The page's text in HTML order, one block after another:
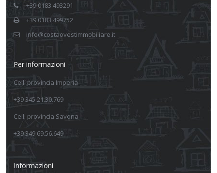
+39 0183.493291
+39 0183.499752
info@costaovestimmobiliare.it
Per informazioni
Cell. provincia Imperia
+39 345.21.30.769
Cell. provincia Savona
+39 349.69.56.649
Informazioni